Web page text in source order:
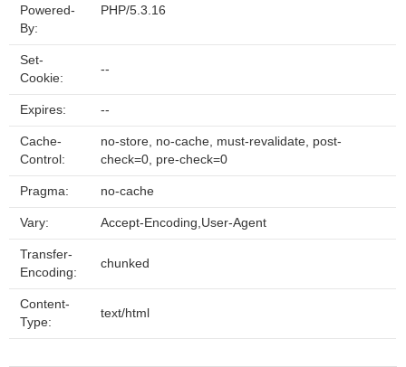
Powered-
By:
PHP/5.3.16
Set-
Cookie:
--
Expires: --
Cache-
Control:
no-store, no-cache, must-revalidate, post-
check=0, pre-check=0
Pragma: no-cache
Vary: Accept-Encoding,User-Agent
Transfer-
Encoding:
chunked
Content-
Type:
text/html